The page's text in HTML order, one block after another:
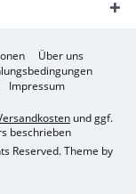
Über uns
Impressum
und ggf.
beschrieben
Reserved. Theme by